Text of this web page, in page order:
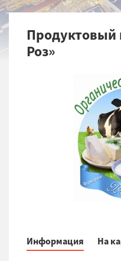
Продуктовый
Роз»
Информация На